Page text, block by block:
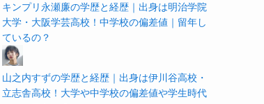
キンプリ永瀬廉の学歴と経歴｜出身は明治学院
大学・大阪学芸高校！中学校の偏差値｜留年し
ているの？
山之内すずの学歴と経歴｜出身は伊川谷高校・
立志舎高校！大学や中学校の偏差値や学生時代